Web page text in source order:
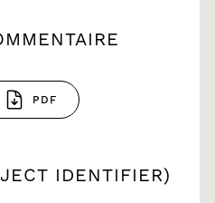
PDF
IDENTIFIER)